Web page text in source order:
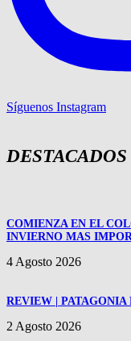
Síguenos Instagram
DESTACADOS
COMIENZA EN EL
INVIERNO MAS
4 Agosto 2026
REVIEW |
2 Agosto 2026